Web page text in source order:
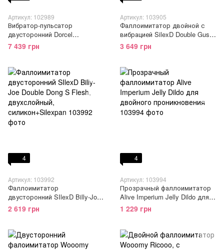
Артикул: 102989
Вибратор-пульсатор
двусторонний Dorcel
ORGASMIC DOUBLE DO
7 439 грн
Артикул: 103905
Фаллоимитатор двойной с
вибрацией SilexD Double Gusto
Flesh Motor (Model 1 size 8" &
7"), двухслойны
3 649 грн
4
Артикул: 103992
Фаллоимитатор
двусторонний SIlexD Billy-Joe
Double Dong S Flesh,
двухслойный,
2 619 грн
4
Артикул: 103994
Прозрачный фаллоимитатор
Alive Imperium Jelly Dildo для
двойного проникновения
1 229 грн